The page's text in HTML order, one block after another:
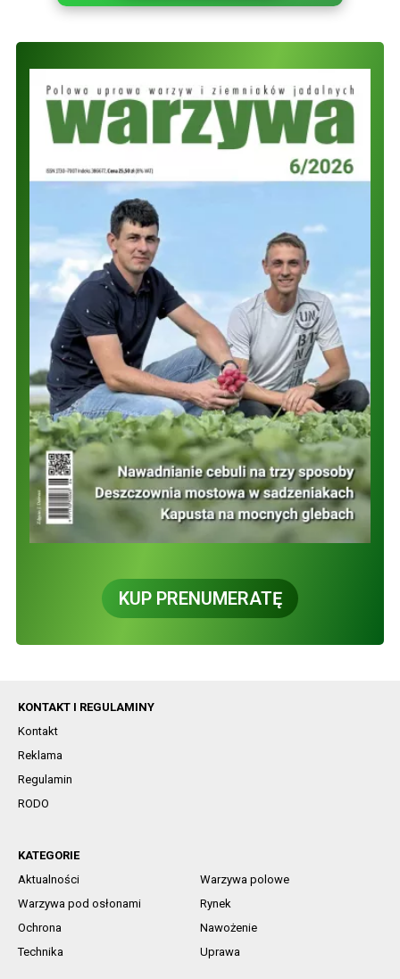
KUP PRENUMERATĘ
KONTAKT I REGULAMINY
Kontakt
Reklama
Regulamin
RODO
KATEGORIE
Aktualności
Warzywa polowe
Warzywa pod osłonami
Rynek
Ochrona
Nawożenie
Technika
Uprawa